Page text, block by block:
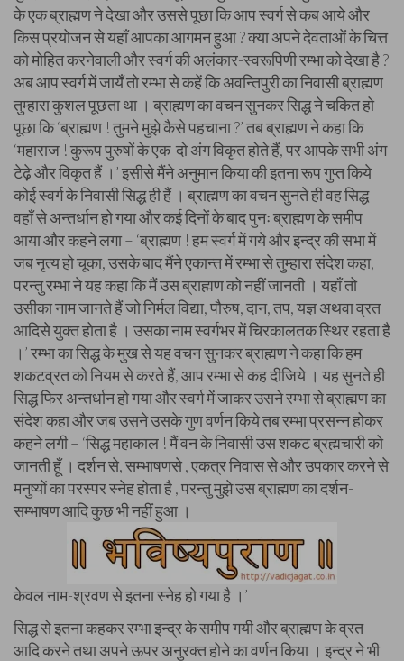
के एक ब्राह्मण ने देखा और उससे पूछा कि आप स्वर्ग से कब आये और
किस प्रयोजन से यहाँ आपका आगमन हुआ ? क्या अपने देवताओं के चित्त
को मोहित करनेवाली और स्वर्ग की अलंकार-स्वरूपिणी रम्भा को देखा है ?
अब आप स्वर्ग में जायँ तो रम्भा से कहें कि अवन्तिपुरी का निवासी ब्राह्मण
तुम्हारा कुशल पूछता था । ब्राह्मण का वचन सुनकर सिद्ध ने चकित हो
पूछा कि ‘ब्राह्मण ! तुमने मुझे कैसे पहचाना ?’ तब ब्राह्मण ने कहा कि
‘महाराज ! कुरूप पुरुषों के एक-दो अंग विकृत होते हैं, पर आपके सभी अंग
टेढ़े और विकृत हैं ।’ इसीसे मैंने अनुमान किया की इतना रूप गुप्त किये
कोई स्वर्ग के निवासी सिद्ध ही हैं । ब्राह्मण का वचन सुनते ही वह सिद्ध
वहाँ से अन्तर्धान हो गया और कई दिनों के बाद पुनः ब्राह्मण के समीप
आया और कहने लगा – ‘ब्राह्मण ! हम स्वर्ग में गये और इन्द्र की सभा में
जब नृत्य हो चूका, उसके बाद मैंने एकान्त में रम्भा से तुम्हारा संदेश कहा,
परन्तु रम्भा ने यह कहा कि मैं उस ब्राह्मण को नहीं जानती । यहाँ तो
उसीका नाम जानते हैं जो निर्मल विद्या, पौरुष, दान, तप, यज्ञ अथवा व्रत
आदिसे युक्त होता है । उसका नाम स्वर्गभर में चिरकालतक स्थिर रहता है
।’ रम्भा का सिद्ध के मुख से यह वचन सुनकर ब्राह्मण ने कहा कि हम
शकटव्रत को नियम से करते हैं, आप रम्भा से कह दीजिये । यह सुनते ही
सिद्ध फिर अन्तर्धान हो गया और स्वर्ग में जाकर उसने रम्भा से ब्राह्मण का
संदेश कहा और जब उसने उसके गुण वर्णन किये तब रम्भा प्रसन्न होकर
कहने लगी – ‘सिद्ध महाकाल ! मैं वन के निवासी उस शकट ब्रह्मचारी को
जानती हूँ । दर्शन से, सम्भाषणसे , एकत्र निवास से और उपकार करने से
मनुष्यों का परस्पर स्नेह होता है , परन्तु मुझे उस ब्राह्मण का दर्शन-
सम्भाषण आदि कुछ भी नहीं हुआ ।
केवल नाम-श्रवण से इतना स्नेह हो गया है ।’
सिद्ध से इतना कहकर रम्भा इन्द्र के समीप गयी और ब्राह्मण के व्रत
आदि करने तथा अपने ऊपर अनुरक्त होने का वर्णन किया । इन्द्र ने भी